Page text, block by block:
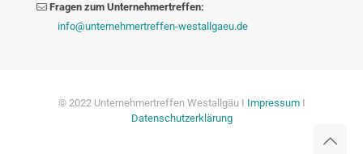
Fragen zum Unternehmertreffen:
info@unternehmertreffen-westallgaeu.de
© 2022 Unternehmertreffen Westallgäu I ImpressumI
Datenschutzerklärung